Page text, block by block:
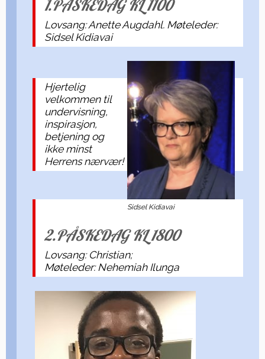
1.PÅSKEDAG KL 1100
Lovsang: Anette Augdahl. Møteleder:
Sidsel Kidiavai
Sidsel Kidiavai
Hjertelig
velkommen til
undervisning,
inspirasjon,
betjening og
ikke minst
Herrens nærvær!
2.PÅSKEDAG KL 1800
Lovsang: Christian;
Møteleder: Nehemiah Ilunga